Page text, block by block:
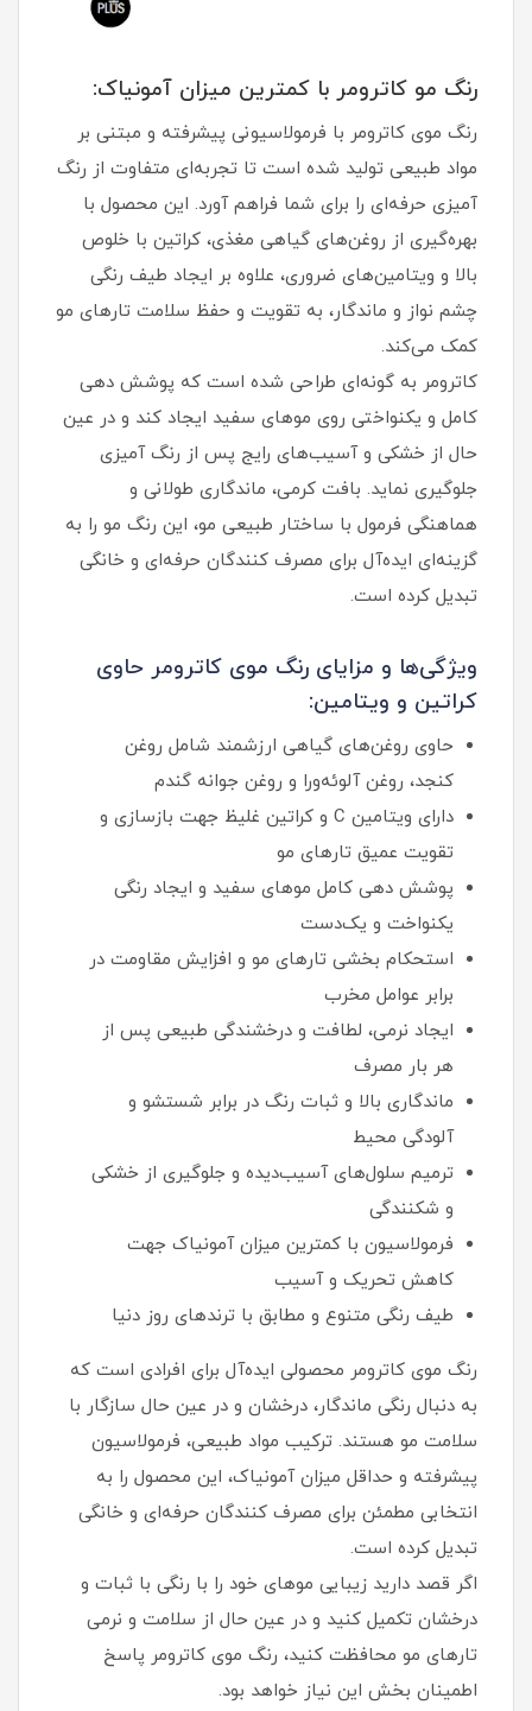
رنگ مو کاترومر با کمترین میزان آمونیاک:
رنگ موی کاترومر با فرمولاسیونی پیشرفته و مبتنی بر
مواد طبیعی تولید شده است تا تجربه‌ای متفاوت از رنگ‌
آمیزی حرفه‌ای را برای شما فراهم آورد. این محصول با
بهره‌گیری از روغن‌های گیاهی مغذی، کراتین با خلوص
بالا و ویتامین‌های ضروری، علاوه بر ایجاد طیف رنگی
چشم‌ نواز و ماندگار، به تقویت و حفظ سلامت تارهای مو
کمک می‌کند.
کاترومر به گونه‌ای طراحی شده است که پوشش‌ دهی
کامل و یکنواختی روی موهای سفید ایجاد کند و در عین
حال از خشکی و آسیب‌های رایج پس از رنگ‌ آمیزی
جلوگیری نماید. بافت کرمی، ماندگاری طولانی و
هماهنگی فرمول با ساختار طبیعی مو، این رنگ مو را به
گزینه‌ای ایده‌آل برای مصرف‌ کنندگان حرفه‌ای و خانگی
تبدیل کرده است.
ویژگی‌ها و مزایای رنگ موی کاترومر حاوی
کراتین و ویتامین:
حاوی روغن‌های گیاهی ارزشمند شامل روغن
کنجد، روغن آلوئه‌ورا و روغن جوانه گندم
دارای ویتامین C و کراتین غلیظ جهت بازسازی و
تقویت عمیق تارهای مو
پوشش‌ دهی کامل موهای سفید و ایجاد رنگی
یکنواخت و یک‌دست
استحکام‌ بخشی تارهای مو و افزایش مقاومت در
برابر عوامل مخرب
ایجاد نرمی، لطافت و درخشندگی طبیعی پس از
هر بار مصرف
ماندگاری بالا و ثبات رنگ در برابر شستشو و
آلودگی محیط
ترمیم سلول‌های آسیب‌دیده و جلوگیری از خشکی
و شکنندگی
فرمولاسیون با کمترین میزان آمونیاک جهت
کاهش تحریک و آسیب
طیف رنگی متنوع و مطابق با ترندهای روز دنیا
رنگ موی کاترومر محصولی ایده‌آل برای افرادی است که
به دنبال رنگی ماندگار، درخشان و در عین حال سازگار با
سلامت مو هستند. ترکیب مواد طبیعی، فرمولاسیون
پیشرفته و حداقل میزان آمونیاک، این محصول را به
انتخابی مطمئن برای مصرف‌ کنندگان حرفه‌ای و خانگی
تبدیل کرده است.
اگر قصد دارید زیبایی موهای خود را با رنگی با ثبات و
درخشان تکمیل کنید و در عین حال از سلامت و نرمی
تارهای مو محافظت کنید، رنگ موی کاترومر پاسخ
اطمینان‌ بخش این نیاز خواهد بود.